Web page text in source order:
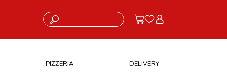
Cosa stai cercando?
PIZZERIA DELIVERY